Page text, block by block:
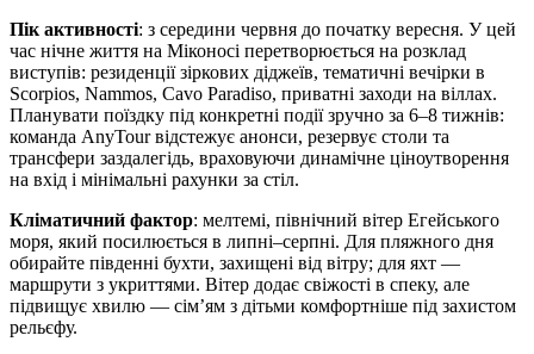
Пік активності: з середини червня до початку вересня. У цей
час нічне життя на Міконосі перетворюється на розклад
виступів: резиденції зіркових діджеїв, тематичні вечірки в
Scorpios, Nammos, Cavo Paradiso, приватні заходи на віллах.
Планувати поїздку під конкретні події зручно за 6–8 тижнів:
команда AnyTour відстежує анонси, резервує столи та
трансфери заздалегідь, враховуючи динамічне ціноутворення
на вхід і мінімальні рахунки за стіл.
Кліматичний фактор: мелтемі, північний вітер Егейського
моря, який посилюється в липні–серпні. Для пляжного дня
обирайте південні бухти, захищені від вітру; для яхт —
маршрути з укриттями. Вітер додає свіжості в спеку, але
підвищує хвилю — сім’ям з дітьми комфортніше під захистом
рельєфу.